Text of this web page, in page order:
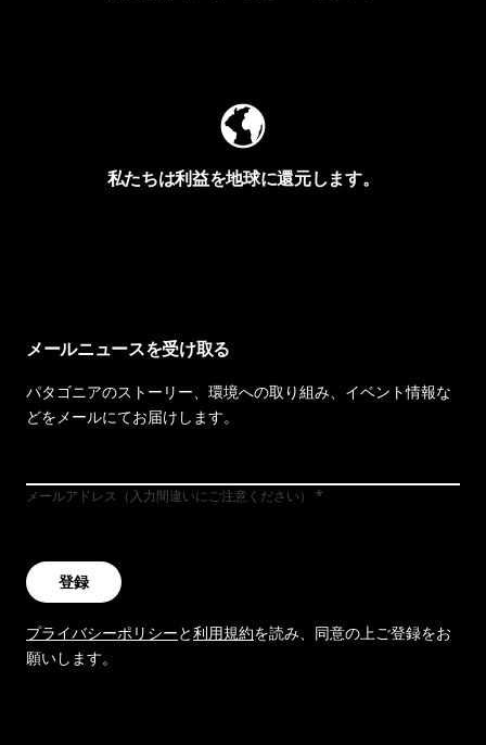
私たちは利益を地球に還元します。
メールニュースを受け取る
パタゴニアのストーリー、環境への取り組み、イベント情報な
どをメールにてお届けします。
メールアドレス（入力間違いにご注意ください）
登録
プライバシーポリシーと利用規約を読み、同意の上ご登録をお
願いします。